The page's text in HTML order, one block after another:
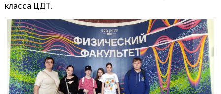
класса ЦДТ.